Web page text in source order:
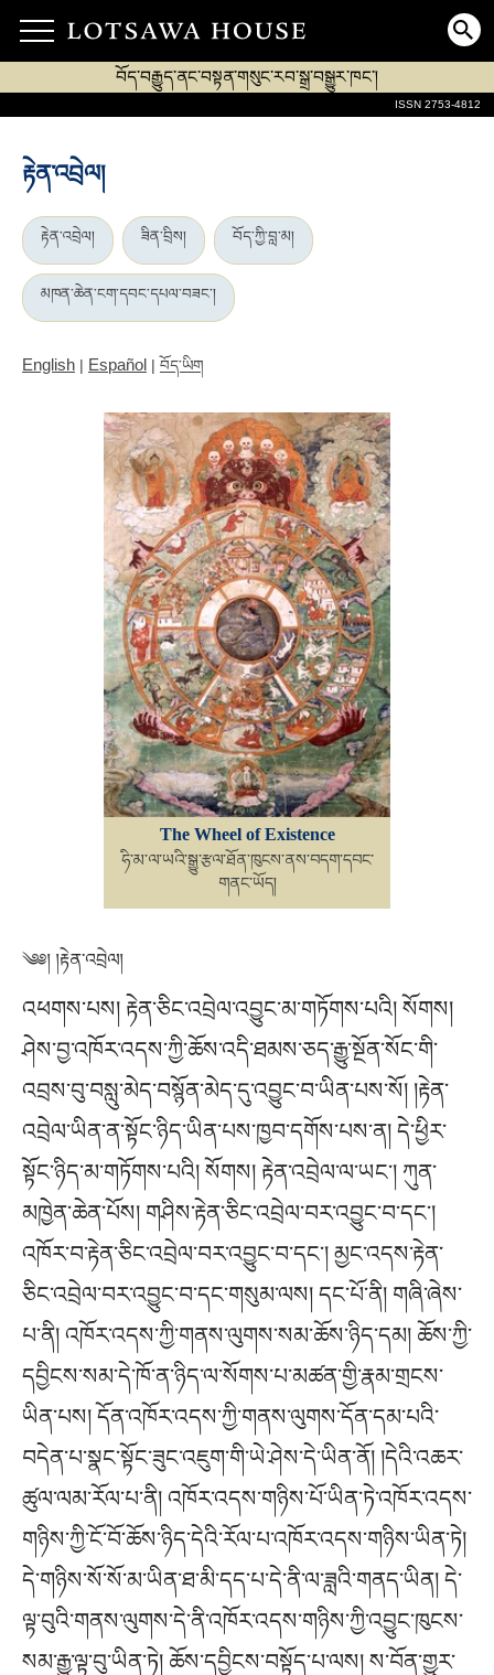
བོད་བརྒྱུད་ནང་བསྟན་གསུང་རབ་སྒྲ་བསྒྱུར་ཁང་།
ISSN 2753-4812
རྟེན་འབྲེལ།
རྟེན་འབྲེལ། ཟིན་བྲིས། བོད་ཀྱི་བླ་མ།
མཁན་ཆེན་ངག་དབང་དཔལ་བཟང་།
English | Español | བོད་ཡིག
The Wheel of Existence
ཧི་མ་ལ་ཡའི་སྒྱུ་རྩལ་ཐོན་ཁུངས་ནས་བདག་དབང་
གནང་ཡོད།
༄༅། །རྟེན་འབྲེལ།
འཕགས་པས། རྟེན་ཅིང་འབྲེལ་འབྱུང་མ་གཏོགས་པའི། སོགས།
ཤེས་བྱ་འཁོར་འདས་ཀྱི་ཆོས་འདི་ཐམས་ཅད་རྒྱུ་སྔོན་སོང་གི་
འབྲས་བུ་བསླུ་མེད་བསྙོན་མེད་དུ་འབྱུང་བ་ཡིན་པས་སོ། །རྟེན་
འབྲེལ་ཡིན་ན་སྟོང་ཉིད་ཡིན་པས་ཁྱབ་དགོས་པས་ན། དེ་ཕྱིར་
སྟོང་ཉིད་མ་གཏོགས་པའི། སོགས། རྟེན་འབྲེལ་ལ་ཡང༌། ཀུན་
མཁྱེན་ཆེན་པོས། གཤིས་རྟེན་ཅིང་འབྲེལ་བར་འབྱུང་བ་དང༌།
འཁོར་བ་རྟེན་ཅིང་འབྲེལ་བར་འབྱུང་བ་དང༌། མྱང་འདས་རྟེན་
ཅིང་འབྲེལ་བར་འབྱུང་བ་དང་གསུམ་ལས། དང་པོ་ནི། གཞི་ཞེས་
པ་ནི། འཁོར་འདས་ཀྱི་གནས་ལུགས་སམ་ཆོས་ཉིད་དམ། ཆོས་ཀྱི་
དབྱིངས་སམ་དེ་ཁོ་ན་ཉིད་ལ་སོགས་པ་མཚན་གྱི་རྣམ་གྲངས་
ཡིན་པས། དོན་འཁོར་འདས་ཀྱི་གནས་ལུགས་དོན་དམ་པའི་
བདེན་པ་སྣང་སྟོང་ཟུང་འཇུག་གི་ཡེ་ཤེས་དེ་ཡིན་ནོ། །དེའི་འཆར་
ཚུལ་ལམ་རོལ་པ་ནི། འཁོར་འདས་གཉིས་པོ་ཡིན་ཏེ་འཁོར་འདས་
གཉིས་ཀྱི་ངོ་བོ་ཆོས་ཉིད་དེའི་རོལ་པ་འཁོར་འདས་གཉིས་ཡིན་ཏེ།
དེ་གཉིས་སོ་སོ་མ་ཡིན་ཐ་མི་དད་པ་དེ་ནི་ལ་ཟླའི་གནད་ཡིན། དེ་
ལྟ་བུའི་གནས་ལུགས་དེ་ནི་འཁོར་འདས་གཉིས་ཀྱི་འབྱུང་ཁུངས་
སམ་རྒྱུ་ལྟ་བུ་ཡིན་ཏེ། ཆོས་དབྱིངས་བསྟོད་པ་ལས། ས་བོན་གྱུར་